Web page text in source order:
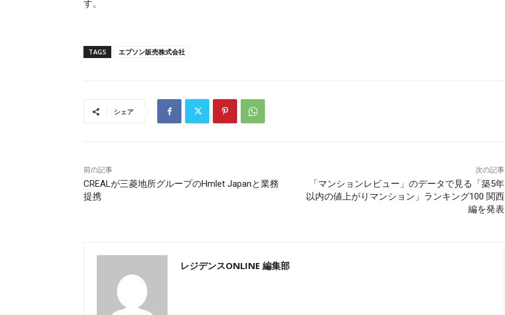
す。
TAGS エプソン販売株式会社
シェア
前の記事
CREALが三菱地所グループのHmlet Japanと業務
提携
次の記事
「マンションレビュー」のデータで見る「築5年
以内の値上がりマンション」ランキング100 関西
編を発表
レジデンスONLINE 編集部